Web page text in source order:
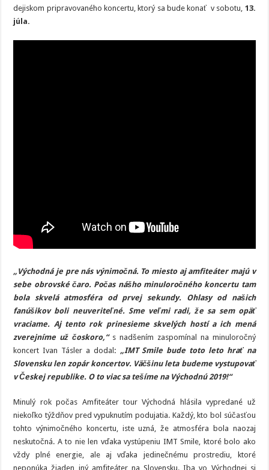
dejiskom pripravovaného koncertu, ktorý sa bude konať v sobotu, 13.
júla.
„Východná je pre nás výnimočná. To miesto aj amfiteáter majú v
sebe obrovské čaro. Počas nášho minuloročného koncertu tam
bola skvelá atmosféra od prvej sekundy. Ohlasy od našich
fanúšikov boli neuveriteľné. Sme veľmi radi, že sa sem opäť
vraciame. Aj tento rok prinesieme skvelých hostí a ich mená
zverejníme už čoskoro,“s nadšením zaspomínal na minuloročný
koncert Ivan Tásler a dodal : „IMT Smile bude toto leto hrať na
Slovensku len zopár koncertov. Väčšinu leta budeme vystupovať
v Českej republike. O to viac sa tešíme na Východnú 2019!“
Minulý rok počas Amfiteáter tour Východná hlásila vypredané už
niekoľko týždňov pred vypuknutím podujatia. Každý, kto bol súčasťou
tohto výnimočného koncertu, iste uzná, že atmosféra bola naozaj
neskutočná. A to nie len vďaka vystúpeniu IMT Smile, ktoré bolo ako
vždy plné energie, ale aj vďaka jedinečnému prostrediu, ktoré
neponúka žiaden iný amfiteáter na Slovensku. Iba vo Východnej si